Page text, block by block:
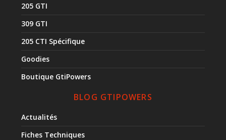
205 GTI
309 GTI
205 CTI Spécifique
Goodies
Boutique GtiPowers
BLOG GTIPOWERS
Actualités
Fiches Techniques